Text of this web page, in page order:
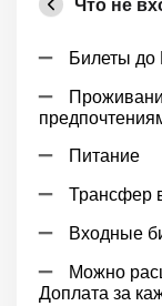
Билеты до
Питание
Трансфер
Входные
Можно
Доплата за